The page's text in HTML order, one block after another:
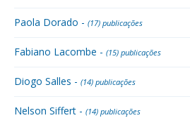
Paola Dorado - (17) publicações
Fabiano Lacombe - (15) publicações
Diogo Salles - (14) publicações
Nelson Siffert - (14) publicações